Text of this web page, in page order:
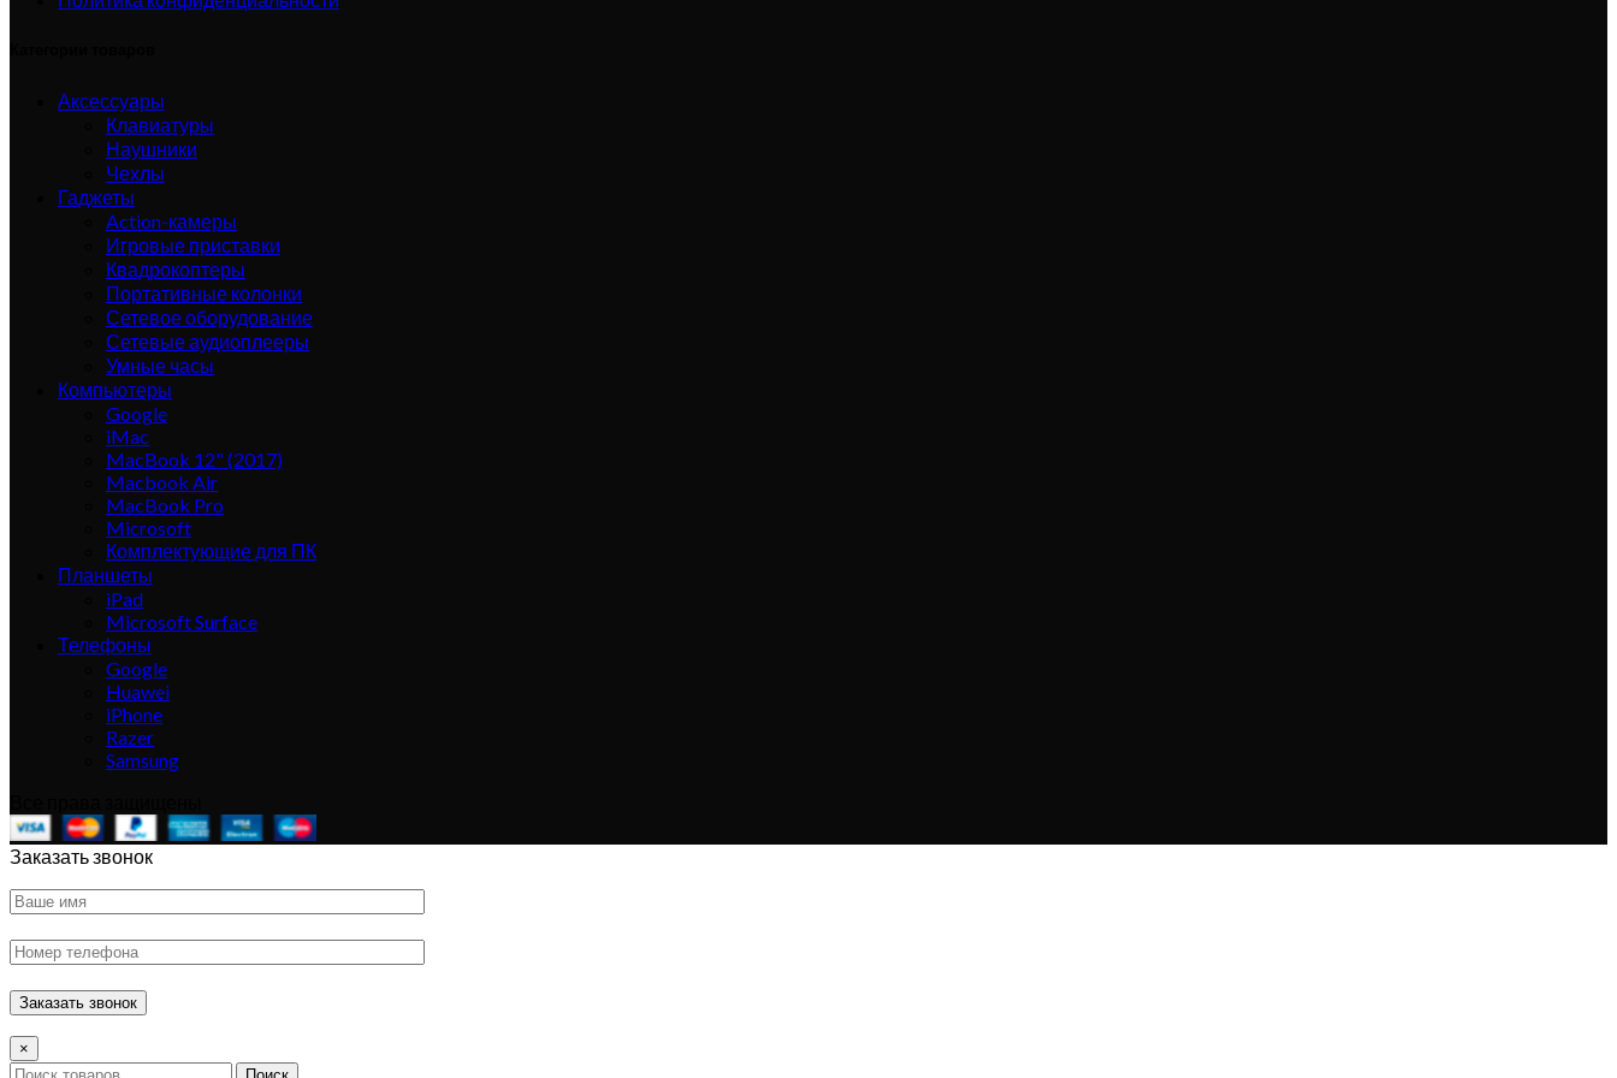
Аксессуары
Клавиатуры
Наушники
Чехлы
Гаджеты
Action-камеры
Игровые приставки
Квадрокоптеры
Портативные колонки
Сетевое оборудование
Сетевые аудиоплееры
Умные часы
Компьютеры
Google
iMac
MacBook 12" (2017)
Macbook Air
MacBook Pro
Microsoft
Комплектующие для ПК
Планшеты
iPad
Microsoft Surface
Телефоны
Google
Huawei
iPhone
Razer
Samsung
Заказать звонок
×